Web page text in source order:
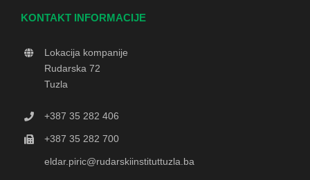
KONTAKT INFORMACIJE
Lokacija kompanije
Rudarska 72
Tuzla
+387 35 282 406
+387 35 282 700
eldar.piric@rudarskiinstituttuzla.ba